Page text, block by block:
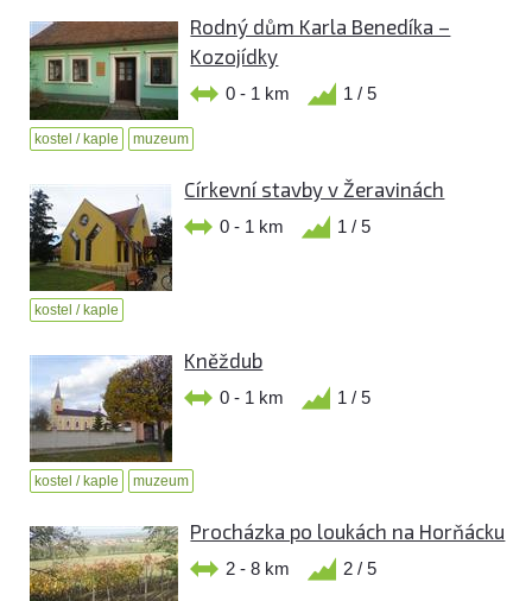
Rodný dům Karla Benedíka –
Kozojídky
0 - 1 km 1 / 5
kostel / kaple muzeum
Církevní stavby v Žeravinách
0 - 1 km 1 / 5
kostel / kaple
Kněždub
0 - 1 km 1 / 5
kostel / kaple muzeum
Procházka po loukách na Horňácku
2 - 8 km 2 / 5